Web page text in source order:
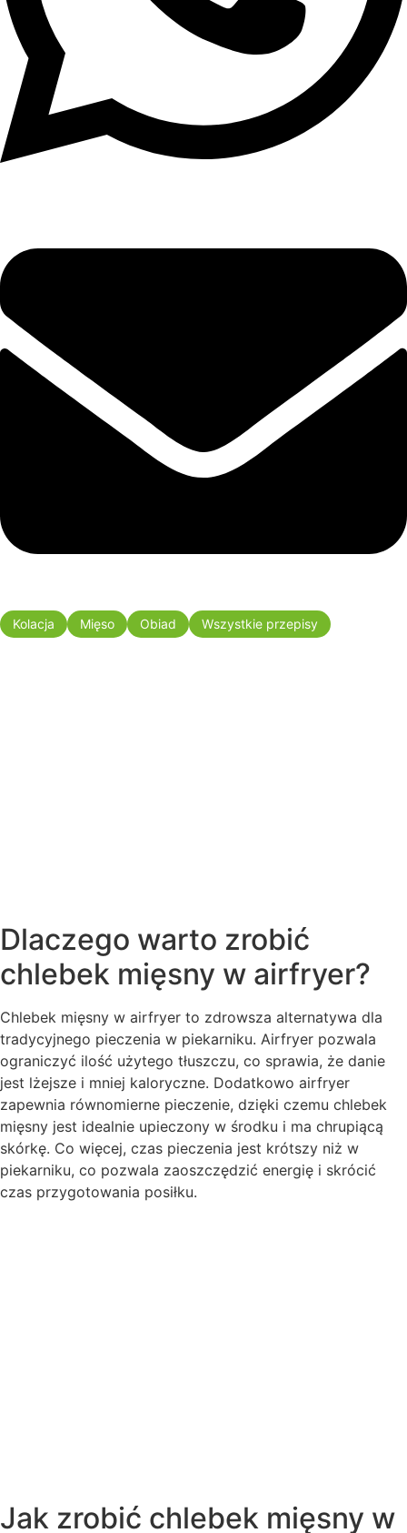
Kolacja Mięso Obiad Wszystkie przepisy
Dlaczego warto zrobić
chlebek mięsny w airfryer?
Chlebek mięsny w airfryer to zdrowsza alternatywa dla
tradycyjnego pieczenia w piekarniku. Airfryer pozwala
ograniczyć ilość użytego tłuszczu, co sprawia, że danie
jest lżejsze i mniej kaloryczne. Dodatkowo airfryer
zapewnia równomierne pieczenie, dzięki czemu chlebek
mięsny jest idealnie upieczony w środku i ma chrupiącą
skórkę. Co więcej, czas pieczenia jest krótszy niż w
piekarniku, co pozwala zaoszczędzić energię i skrócić
czas przygotowania posiłku.
Jak zrobić chlebek mięsny w